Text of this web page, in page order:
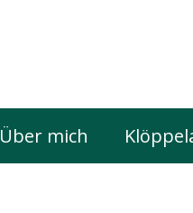
Über mich